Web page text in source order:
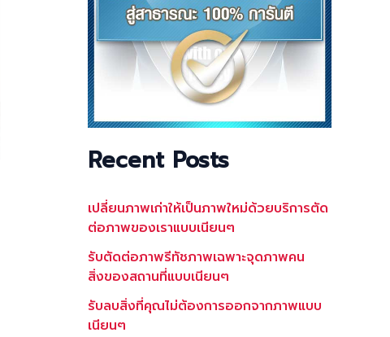
Recent Posts
เปลี่ยนภาพเก่าให้เป็นภาพใหม่ด้วยบริการตัด
ต่อภาพของเราแบบเนียนๆ
รับตัดต่อภาพรีทัชภาพเฉพาะจุดภาพคน
สิ่งของสถานที่แบบเนียนๆ
รับลบสิ่งที่คุณไม่ต้องการออกจากภาพแบบ
เนียนๆ